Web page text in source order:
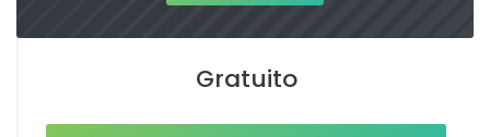
Gratuito